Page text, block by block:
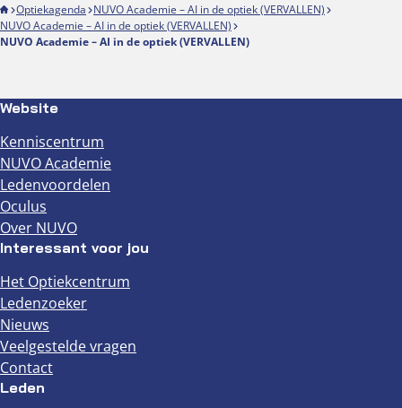
Optiekagenda NUVO Academie – AI in de optiek (VERVALLEN)
NUVO Academie – AI in de optiek (VERVALLEN)
NUVO Academie – AI in de optiek (VERVALLEN)
Website
Kenniscentrum
NUVO Academie
Ledenvoordelen
Oculus
Over NUVO
Interessant voor jou
Het Optiekcentrum
Ledenzoeker
Nieuws
Veelgestelde vragen
Contact
Leden